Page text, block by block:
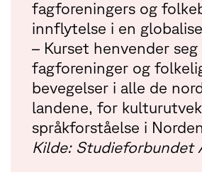
fagforeningers og
innflytelse i en
– Kurset henvender
fagforeninger og
bevegelser i alle de
landene, for
språkforståelse i
Kilde: Studieforbundet